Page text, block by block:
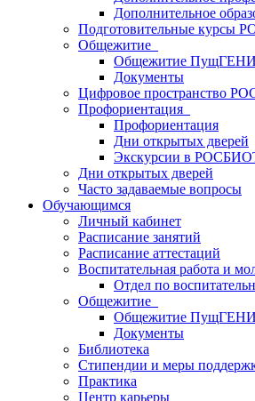
Дополнительное
Подготовительные курсы
Общежитие
Общежитие
Документы
Цифровое пространство
Профориентация
Профориентация
Дни открытых дверей
Экскурсии в
Дни открытых дверей
Часто задаваемые вопросы
Обучающимся
Личный кабинет
Расписание занятий
Расписание аттестаций
Воспитательная работа и
Отдел по
Общежитие
Общежитие
Документы
Библиотека
Стипендии и меры
Практика
Центр карьеры